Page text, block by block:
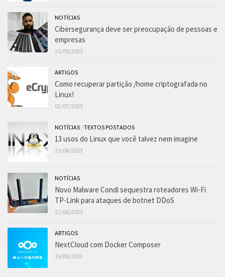
NOTÍCIAS
Cibersegurança deve ser preocupação de pessoas e
empresas
25/09/2023
ARTIGOS
Como recuperar partição /home criptografada no
Linux!
02/07/2023
NOTÍCIAS /TEXTOS POSTADOS
13 usos do Linux que você talvez nem imagine
23/06/2023
NOTÍCIAS
Novo Malware Condi sequestra roteadores Wi-Fi
TP-Link para ataques de botnet DDoS
22/06/2023
ARTIGOS
NextCloud com Docker Composer
16/06/2023